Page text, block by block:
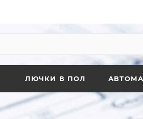
ЛЮЧКИ В ПОЛ